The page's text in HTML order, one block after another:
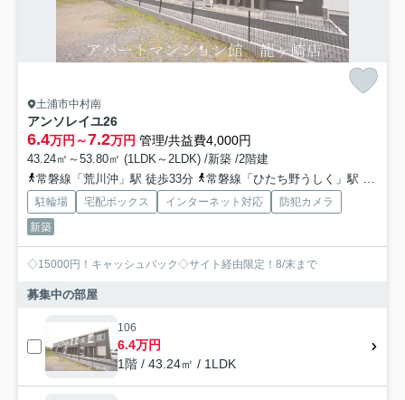
土浦市中村南
アンソレイユ26
6.4万円～7.2万円 管理/共益費4,000円
43.24㎡～53.80㎡ (1LDK～2LDK) /新築 /2階建
常磐線「荒川沖」駅 徒歩33分
常磐線「ひたち野うしく」駅 徒歩60分
駐輪場 宅配ボックス インターネット対応
防犯カメラ
新築
◇15000円！キャッシュバック◇サイト経由限定！8/末まで
募集中の部屋
106
6.4万円
1階 / 43.24㎡ / 1LDK